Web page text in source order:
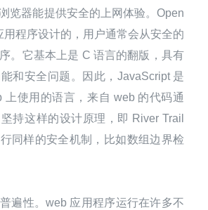
览器能提供安全的上网体验。Open
用程序设计的，用户通常会从安全的
。它基本上是 C 语言的翻版，具有
和安全问题。因此，JavaScript 是
上使用的语言，来自 web 的代码通
持这样的设计原理，即 River Trail
同样的安全机制，比如数组边界检
遍性。web 应用程序运行在许多不